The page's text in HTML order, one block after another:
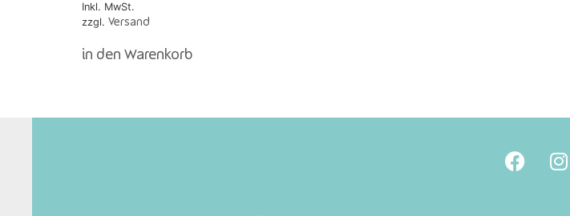
Inkl. MwSt.
zzgl. Versand
in den Warenkorb